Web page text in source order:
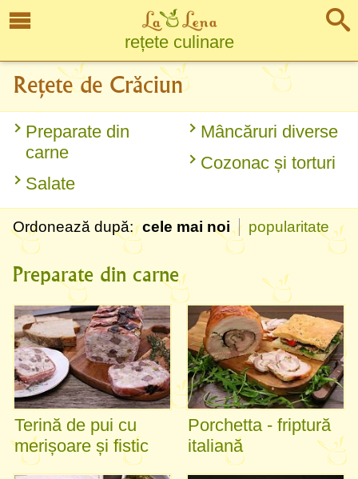
rețete culinare
Rețete de Crăciun
Preparate din
carne
Salate
Mâncăruri diverse
Cozonac și torturi
Ordonează după: cele mai noi popularitate
Preparate din carne
Terină de pui cu
merișoare și fistic
Porchetta - friptură
italiană